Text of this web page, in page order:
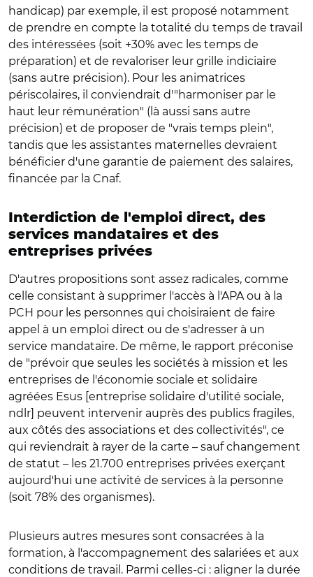
handicap) par exemple, il est proposé notamment
de prendre en compte la totalité du temps de travail
des intéressées (soit +30% avec les temps de
préparation) et de revaloriser leur grille indiciaire
(sans autre précision). Pour les animatrices
périscolaires, il conviendrait d'"harmoniser par le
haut leur rémunération" (là aussi sans autre
précision) et de proposer de "vrais temps plein",
tandis que les assistantes maternelles devraient
bénéficier d'une garantie de paiement des salaires,
financée par la Cnaf.
Interdiction de l'emploi direct, des
services mandataires et des
entreprises privées
D'autres propositions sont assez radicales, comme
celle consistant à supprimer l'accès à l'APA ou à la
PCH pour les personnes qui choisiraient de faire
appel à un emploi direct ou de s'adresser à un
service mandataire. De même, le rapport préconise
de "prévoir que seules les sociétés à mission et les
entreprises de l'économie sociale et solidaire
agréées Esus [entreprise solidaire d'utilité sociale,
ndlr] peuvent intervenir auprès des publics fragiles,
aux côtés des associations et des collectivités", ce
qui reviendrait à rayer de la carte – sauf changement
de statut – les 21.700 entreprises privées exerçant
aujourd'hui une activité de services à la personne
(soit 78% des organismes).
Plusieurs autres mesures sont consacrées à la
formation, à l'accompagnement des salariées et aux
conditions de travail. Parmi celles-ci : aligner la durée